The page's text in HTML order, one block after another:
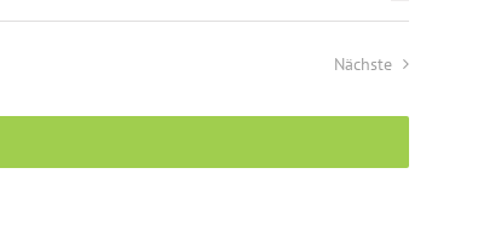
Nächste